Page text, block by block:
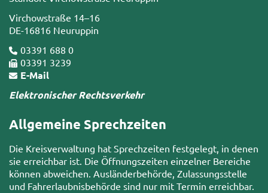
Virchowstraße 14–16
DE-16816 Neuruppin
03391 688 0
03391 3239
E-Mail
Elektronischer Rechtsverkehr
Allgemeine Sprechzeiten
Die Kreisverwaltung hat Sprechzeiten festgelegt, in denen
sie erreichbar ist. Die Öffnungszeiten einzelner Bereiche
können abweichen. Ausländerbehörde, Zulassungsstelle
und Fahrerlaubnisbehörde sind nur mit Termin erreichbar.